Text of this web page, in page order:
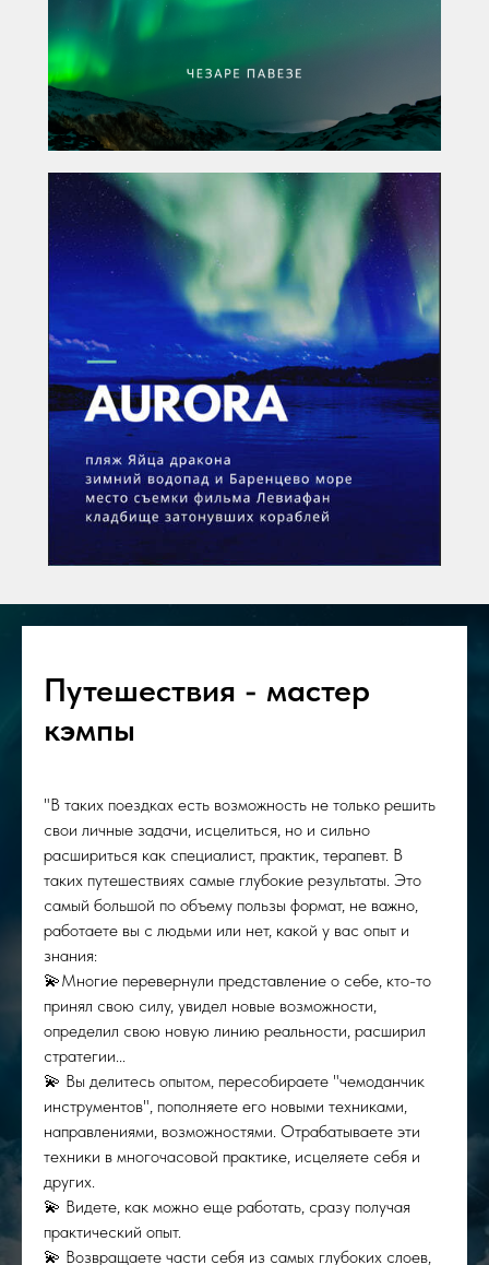
Путешествия - мастер
кэмпы
"В таких поездках есть возможность не только решить
свои личные задачи, исцелиться, но и сильно
расшириться как специалист, практик, терапевт. В
таких путешествиях самые глубокие результаты. Это
самый большой по объему пользы формат, не важно,
работаете вы с людьми или нет, какой у вас опыт и
знания:
💫Многие перевернули представление о себе, кто-то
принял свою силу, увидел новые возможности,
определил свою новую линию реальности, расширил
стратегии...
💫 Вы делитесь опытом, пересобираете "чемоданчик
инструментов", пополняете его новыми техниками,
направлениями, возможностями. Отрабатываете эти
техники в многочасовой практике, исцеляете себя и
других.
💫 Видете, как можно еще работать, сразу получая
практический опыт.
💫 Возвращаете части себя из самых глубоких слоев,